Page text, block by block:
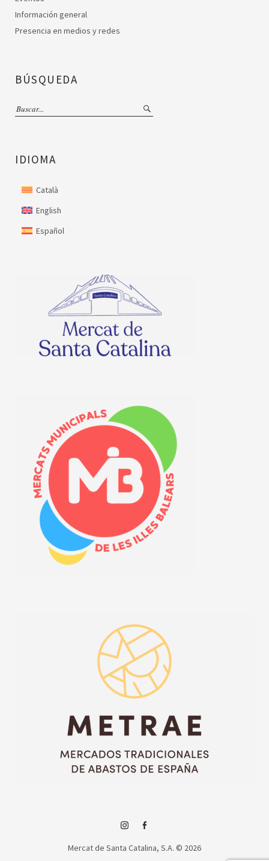
Información general
Presencia en medios y redes
BÚSQUEDA
IDIOMA
Català
English
Español
InstagramFacebook
Mercat de Santa Catalina, S.A. © 2026